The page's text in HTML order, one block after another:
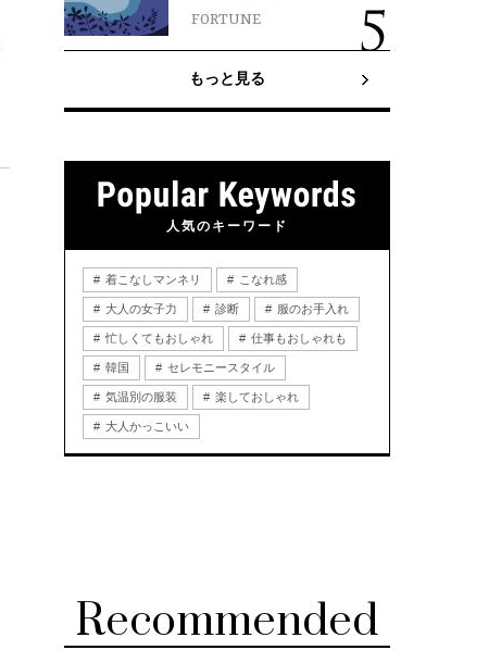
FORTUNE
もっと見る
人気のキーワード
着こなしマンネリ こなれ感
大人の女子力 診断 服のお手入れ
忙しくてもおしゃれ 仕事もおしゃれも
韓国 セレモニースタイル
気温別の服装 楽しておしゃれ
大人かっこいい
Recommended